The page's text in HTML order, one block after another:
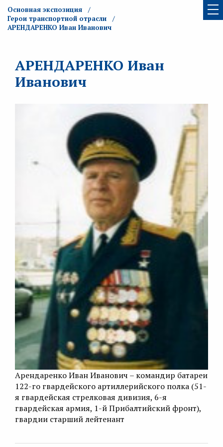
Основная экспозиция
Герои транспортной отрасли
АРЕНДАРЕНКО Иван Иванович
АРЕНДАРЕНКО Иван
Иванович
Арендаренко Иван Иванович – командир батареи
122-го гвардейского артиллерийского полка (51-
я гвардейская стрелковая дивизия, 6-я
гвардейская армия, 1-й Прибалтийский фронт),
гвардии старший лейтенант